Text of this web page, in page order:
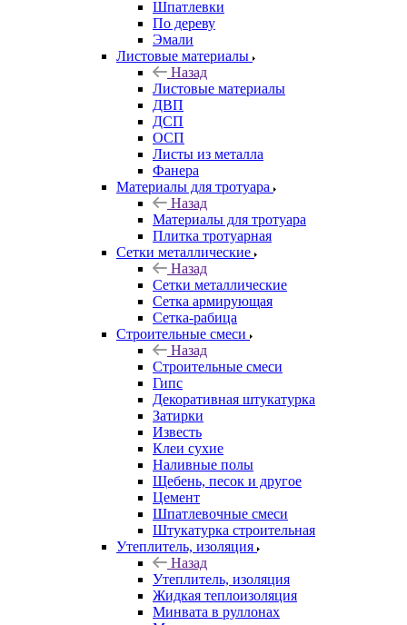
Шпатлевки
По дереву
Эмали
Листовые материалы
Назад
Листовые материалы
ДВП
ДСП
ОСП
Листы из металла
Фанера
Материалы для тротуара
Назад
Материалы для тротуара
Плитка тротуарная
Сетки металлические
Назад
Сетки металлические
Сетка армирующая
Сетка-рабица
Строительные смеси
Назад
Строительные смеси
Гипс
Декоративная штукатурка
Затирки
Известь
Клеи сухие
Наливные полы
Щебень, песок и другое
Цемент
Шпатлевочные смеси
Штукатурка строительная
Утеплитель, изоляция
Назад
Утеплитель, изоляция
Жидкая теплоизоляция
Минвата в руллонах